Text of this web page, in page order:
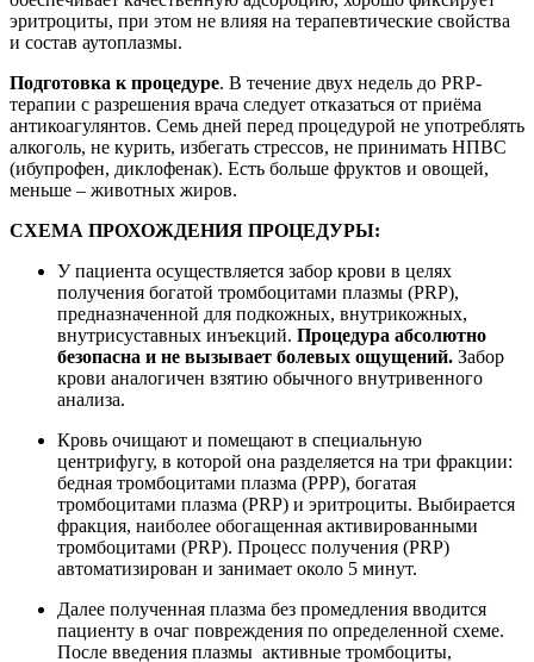
эритроциты, при этом не влияя на терапевтические свойства
и состав аутоплазмы.
Подготовка к процедуре. В течение двух недель до PRP-
терапии с разрешения врача следует отказаться от приёма
антикоагулянтов. Семь дней перед процедурой не употреблять
алкоголь, не курить, избегать стрессов, не принимать НПВС
(ибупрофен, диклофенак). Есть больше фруктов и овощей,
меньше – животных жиров.
СХЕМА ПРОХОЖДЕНИЯ ПРОЦЕДУРЫ:
У пациента осуществляется забор крови в целях
получения богатой тромбоцитами плазмы (PRP),
предназначенной для подкожных, внутрикожных,
внутрисуставных инъекций. Процедура абсолютно
безопасна и не вызывает болевых ощущений. Забор
крови аналогичен взятию обычного внутривенного
анализа.
Кровь очищают и помещают в специальную
центрифугу, в которой она разделяется на три фракции:
бедная тромбоцитами плазма (PPP), богатая
тромбоцитами плазма (PRP) и эритроциты. Выбирается
фракция, наиболее обогащенная активированными
тромбоцитами (PRP). Процесс получения (PRP)
автоматизирован и занимает около 5 минут.
Далее полученная плазма без промедления вводится
пациенту в очаг повреждения по определенной схеме.
После введения плазмы активные тромбоциты,